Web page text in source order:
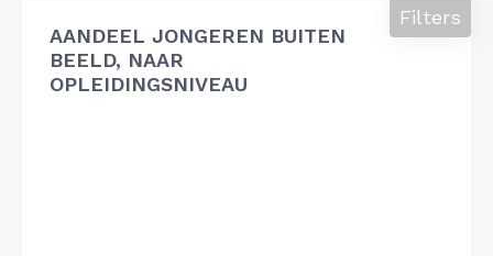
AANDEEL JONGEREN BUITEN
BEELD, NAAR
OPLEIDINGSNIVEAU
Filters